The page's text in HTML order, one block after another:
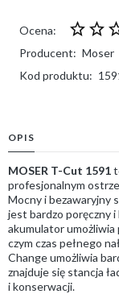
Ocena:
Producent: Moser
Kod produktu:
OPIS
MOSER T-Cut 1591
profesjonalnym
Mocny i bezawaryjny
jest bardzo poręczny
akumulator umożliwia
czym czas pełnego
Change umożliwia
znajduje się stancja
i konserwacji.